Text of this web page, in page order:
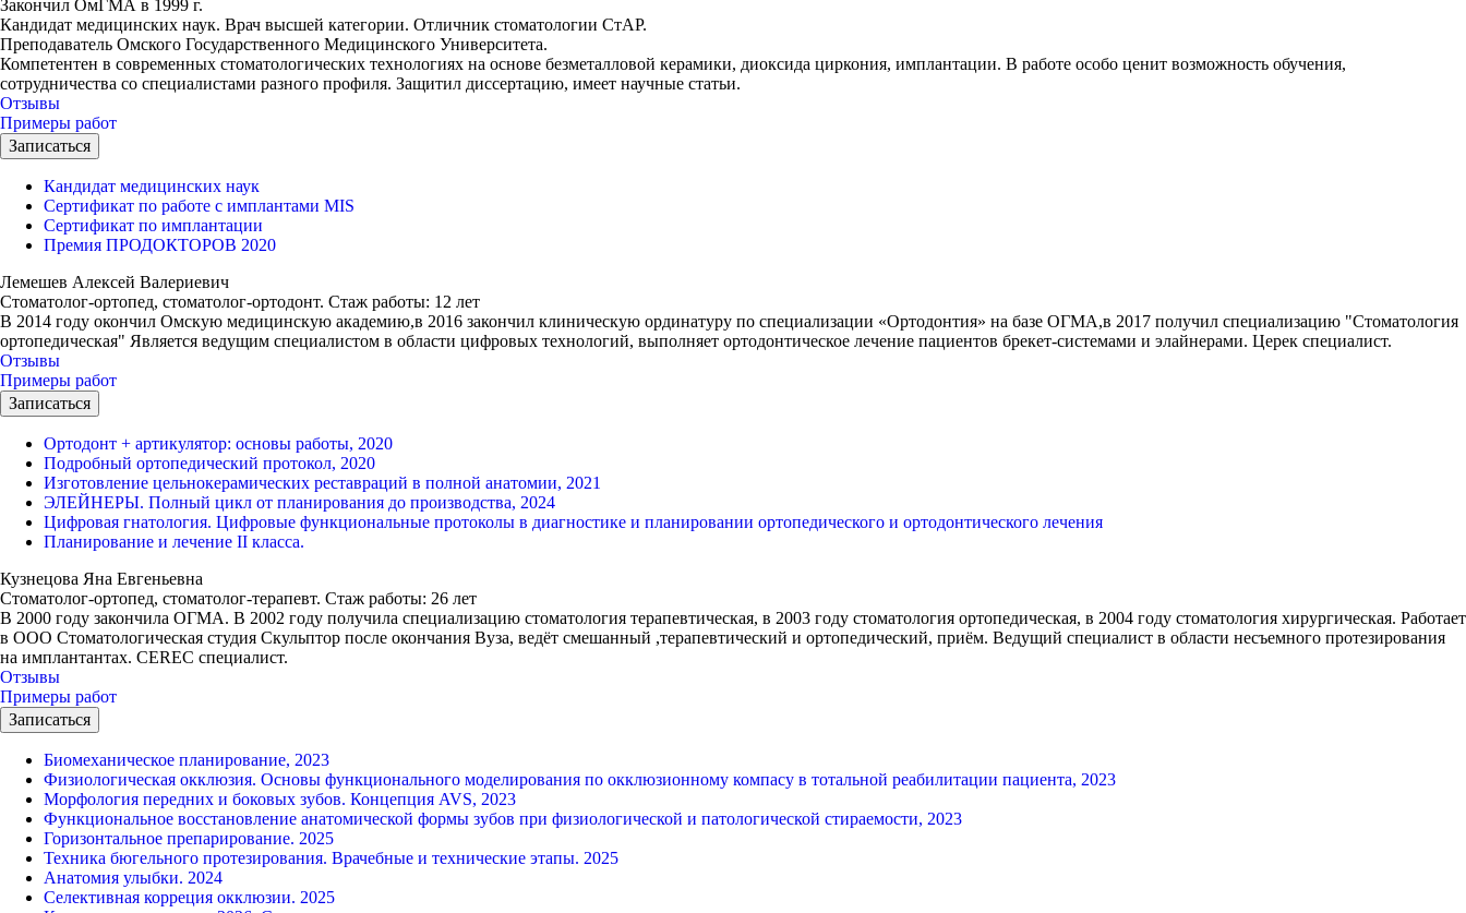
Закончил ОмГМА в 1999 г.
Кандидат медицинских наук. Врач высшей категории. Отличник стоматологии СтАР.
Преподаватель Омского Государственного Медицинского Университета.
Компетентен в современных стоматологических технологиях на основе безметалловой керамики, диоксида циркония, имплантации. В работе особо ценит возможность обучения,
сотрудничества со специалистами разного профиля. Защитил диссертацию, имеет научные статьи.
Отзывы
Примеры работ
Записаться
Кандидат медицинских наук
Сертификат по работе с имплантами MIS
Сертификат по имплантации
Премия ПРОДОКТОРОВ 2020
Лемешев Алексей Валериевич
Стоматолог-ортопед, стоматолог-ортодонт. Стаж работы: 12 лет
В 2014 году окончил Омскую медицинскую академию,в 2016 закончил клиническую ординатуру по специализации «Ортодонтия» на базе ОГМА,в 2017 получил специализацию "Стоматология
ортопедическая" Является ведущим специалистом в области цифровых технологий, выполняет ортодонтическое лечение пациентов брекет-системами и элайнерами. Церек специалист.
Отзывы
Примеры работ
Записаться
Ортодонт + артикулятор: основы работы, 2020
Подробный ортопедический протокол, 2020
Изготовление цельнокерамических реставраций в полной анатомии, 2021
ЭЛЕЙНЕРЫ. Полный цикл от планирования до производства, 2024
Цифровая гнатология. Цифровые функциональные протоколы в диагностике и планировании ортопедического и ортодонтического лечения
Планирование и лечение II класса.
Кузнецова Яна Евгеньевна
Стоматолог-ортопед, стоматолог-терапевт. Стаж работы: 26 лет
В 2000 году закончила ОГМА. В 2002 году получила специализацию стоматология терапевтическая, в 2003 году стоматология ортопедическая, в 2004 году стоматология хирургическая. Работает
в ООО Стоматологическая студия Скульптор после окончания Вуза, ведёт смешанный ,терапевтический и ортопедический, приём. Ведущий специалист в области несъемного протезирования
на имплантантах. CEREC специалист.
Отзывы
Примеры работ
Записаться
Биомеханическое планирование, 2023
Физиологическая окклюзия. Основы функционального моделирования по окклюзионному компасу в тотальной реабилитации пациента, 2023
Морфология передних и боковых зубов. Концепция AVS, 2023
Функциональное восстановление анатомической формы зубов при физиологической и патологической стираемости, 2023
Горизонтальное препарирование. 2025
Техника бюгельного протезирования. Врачебные и технические этапы. 2025
Анатомия улыбки. 2024
Селективная корреция окклюзии. 2025